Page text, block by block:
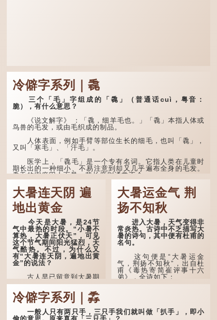
冷僻字系列｜毳
三个「毛」字组成的「毳」（普通话cuì，粤音：
脆），有什么意思？
《说文解字》 ：「毳，细羊毛也。」「毳」本指人体或
鸟兽的毛发，或由毛织成的制品。
人体表面，例如手臂等部位生长的细毛，也叫「毳」，
又叫「寒毛」、「汗毛」。
医学上，「毳毛」是一个专有名词。它指人类在儿童时
期长出的一种细小、不易注意到却又几乎遍布全身的毛发。
毳毛的密度因人而异，其长度则通常不会...
大暑连天阴 遍
地出黄金
今天是大暑，是24节
气中最热的时段。“小暑不
算热，大暑正伏天”，可见
这个节气期间阳光猛烈，天
气酷热。不过，为什么又
有“大暑连天阴，遍地出黄
金”的说法？
古人早已留意到大暑期
间的气候规律。 《逸周书·
时训解》记载：「大暑之
日，腐草化为萤。又五日，
土润溽暑。又五日，大雨时
行。」意思是说，大暑时节
萤火虫出生，土地湿热，常
大暑运金气 荆
扬不知秋
进入大暑，天气变得非
常炎热。古诗中不乏描写大
暑的诗句，其中便有杜甫的
名句。
这句便是“大暑运金
气，荆扬不知秋”，出自杜
甫《毒热寄简崔评事十六
弟》，全诗如下：
林下有塌翼，水中无行
舟。
冷僻字系列｜掱
一般人只有两只手，三只手我们就叫做「扒手」，即小